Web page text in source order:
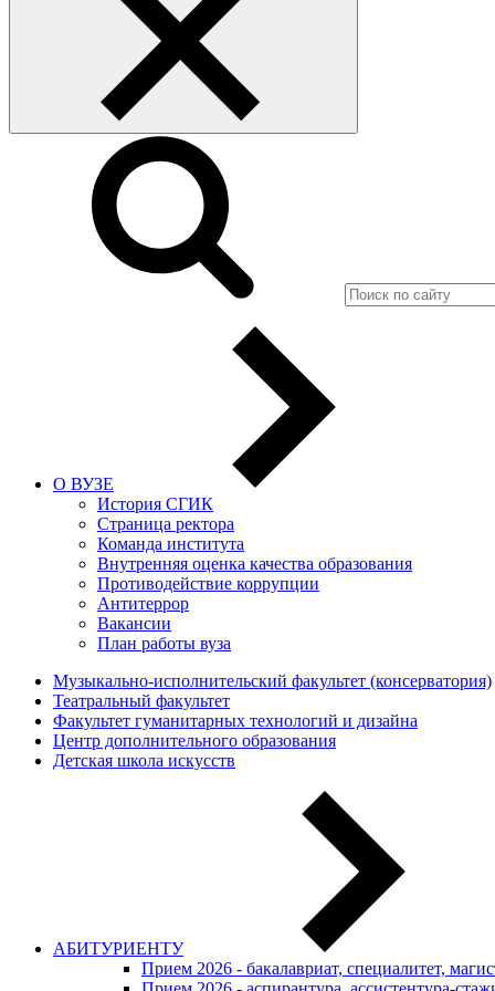
О ВУЗЕ
История СГИК
Страница ректора
Команда института
Внутренняя оценка качества образования
Противодействие коррупции
Антитеррор
Вакансии
План работы вуза
Музыкально-исполнительский факультет (консерватория)
Театральный факультет
Факультет гуманитарных технологий и дизайна
Центр дополнительного образования
Детская школа искусств
АБИТУРИЕНТУ
Прием 2026 - бакалавриат, специалитет,